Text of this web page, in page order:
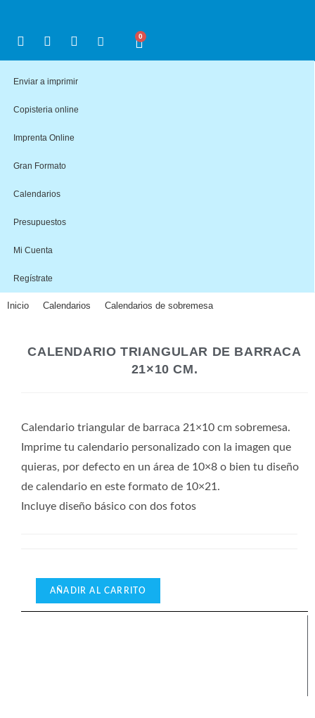
0
Enviar a imprimir
Copisteria online
Imprenta Online
Gran Formato
Calendarios
Presupuestos
Mi Cuenta
Regístrate
Inicio Calendarios Calendarios de sobremesa
CALENDARIO TRIANGULAR DE BARRACA
21×10 CM.
Calendario triangular de barraca 21×10 cm sobremesa.
Imprime tu calendario personalizado con la imagen que
quieras, por defecto en un área de 10×8 o bien tu diseño
de calendario en este formato de 10×21.
Incluye diseño básico con dos fotos
AÑADIR AL CARRITO